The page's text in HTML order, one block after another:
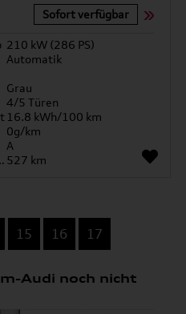
Sofort verfügbar
210 kW (286 PS)
Automatik
Grau
4/5 Türen
16.8 kWh/100 km
0g/km
A
WLTP* 527 km
15 16 17
Audi noch nicht